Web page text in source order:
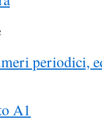
periodici,
A1